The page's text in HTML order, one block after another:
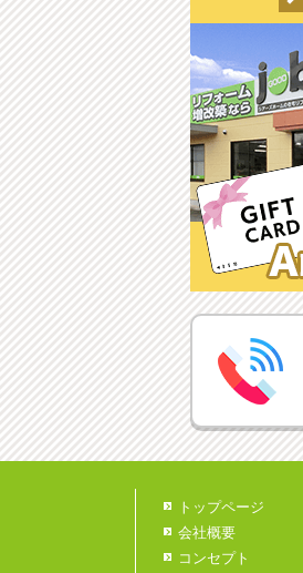
トップページ
会社概要
コンセプト